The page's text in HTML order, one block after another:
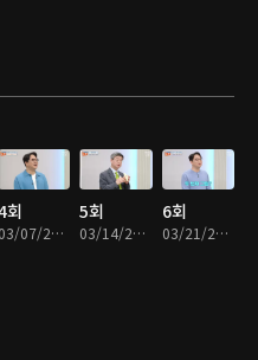
회
03/07/2024 • 48분
5회
03/14/2024 • 49분
6회
03/21/2024 • 49분